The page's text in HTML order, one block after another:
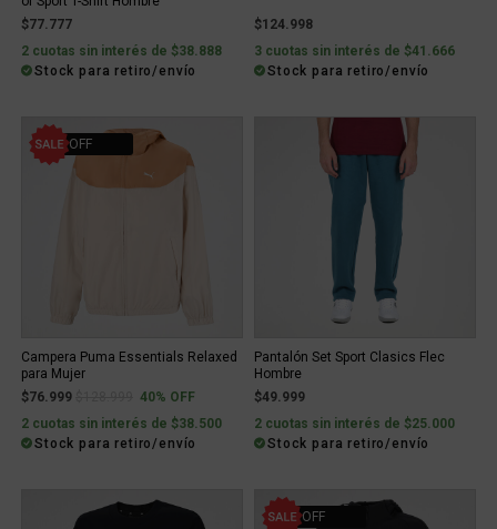
$77.777
2 cuotas sin interés de $38.888
Stock para retiro/envío
$124.998
3 cuotas sin interés de $41.666
Stock para retiro/envío
40% OFF
Campera Puma Essentials Relaxed
para Mujer
$76.999
Price reduced from
to40% OFF
2 cuotas sin interés de $38.500
Stock para retiro/envío
Pantalón Set Sport Clasics Flec
Hombre
$49.999
2 cuotas sin interés de $25.000
Stock para retiro/envío
10% OFF